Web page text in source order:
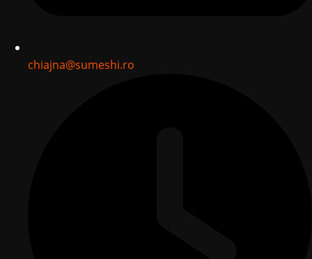
chiajna@sumeshi.ro